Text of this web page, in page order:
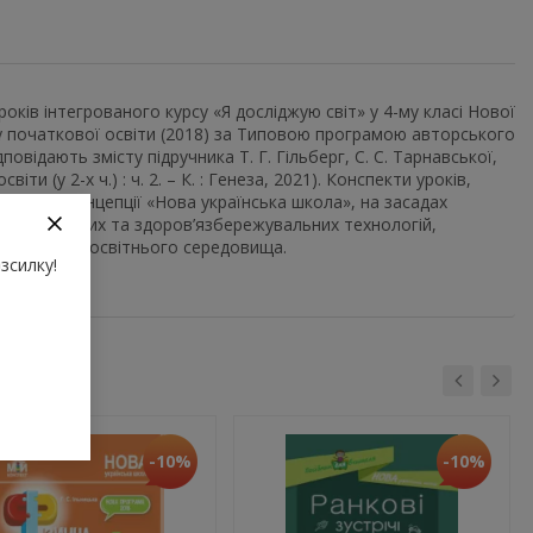
інтегрованого курсу «Я досліджую світ» у 4-му класі Нової
початкової освіти (2018) за Типовою програмою авторського
змісту підручника Т. Г. Гільберг, С. С. Тарнавської,
(у 2-х ч.) : ч. 2. – К. : Генеза, 2021). Конспекти уроків,
Концепції «Нова українська школа», на засадах
та здоров’язбережувальних технологій,
нового освітнього середовища.
-10% -10%